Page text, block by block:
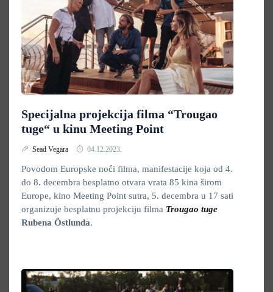
Specijalna projekcija filma “Trougao
tuge“ u kinu Meeting Point
Sead Vegara 04.12.2023.
Povodom Europske noći filma, manifestacije koja od 4.
do 8. decembra besplatno otvara vrata 85 kina širom
Europe, kino Meeting Point sutra, 5. decembra u 17 sati
organizuje besplatnu projekciju filma Trougao tuge
Rubena Östlunda.